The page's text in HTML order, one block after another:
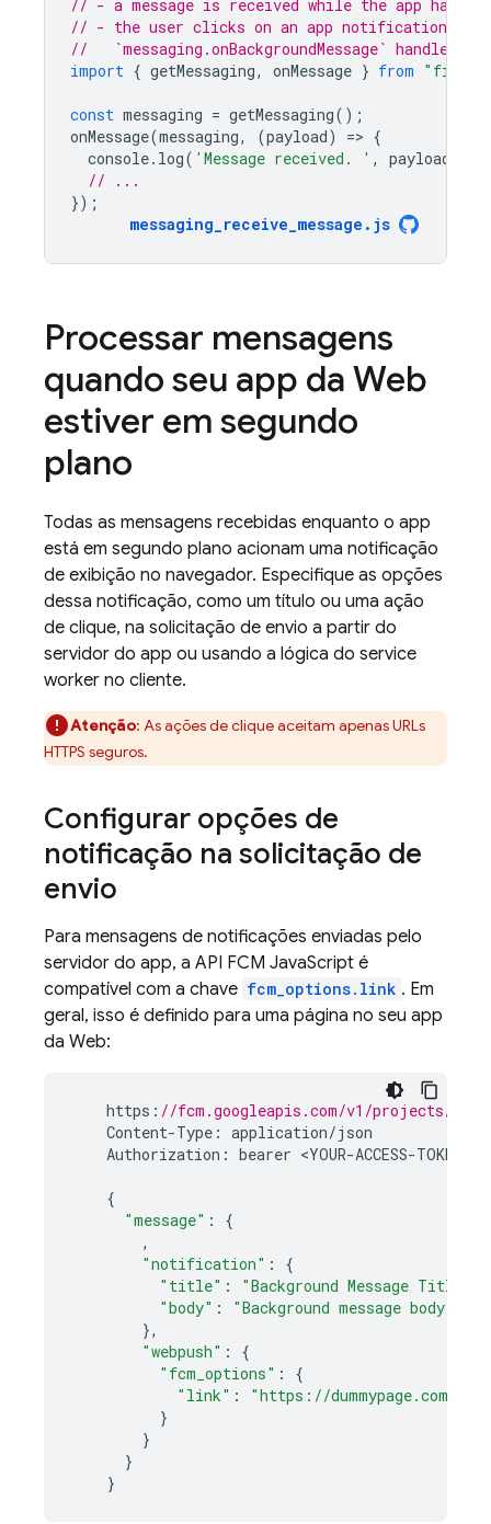
// - a message is received while the app has
// - the user clicks on an app notification
//   `messaging.onBackgroundMessage` handler.
import { getMessaging, onMessage } from
const messaging = getMessaging();
onMessage(messaging, (payload) => {
console. log( 'Message received. ' , payload
// ...
});
messaging_receive_message . js
Processar mensagens
quando seu app da Web
estiver em segundo
plano
Todas as mensagens recebidas enquanto o app
está em segundo plano acionam uma notificação
de exibição no navegador. Especifique as opções
dessa notificação, como um título ou uma ação
de clique, na solicitação de envio a partir do
servidor do app ou usando a lógica do service
worker no cliente.
Atenção: As ações de clique aceitam apenas URLs
HTTPS seguros.
Configurar opções de
notificação na solicitação de
envio
Para mensagens de notificações enviadas pelo
servidor do app, a API FCM JavaScript é
compatível com a chave fcm_options.link . Em
geral, isso é definido para uma página no seu app
da Web:
https : //fcm.googleapis.com/v1/projects/
Content-Type : application/json
Authorization : bearer <YOUR-ACCESS-TOKEN
{
"message" :
{
,
"notification" :
{
"title" : "Background Message Title"
"body" :
"Background message body"
},
"webpush" :
{
"fcm_options" :
{
"link" :
"https://dummypage.com"
}
}
}
}